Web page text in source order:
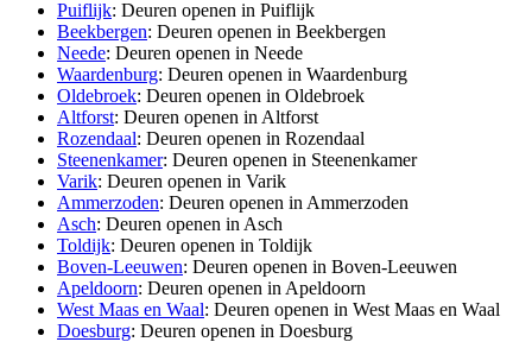
Puiflijk: Deuren openen in Puiflijk
Beekbergen: Deuren openen in Beekbergen
Neede: Deuren openen in Neede
Waardenburg: Deuren openen in Waardenburg
Oldebroek: Deuren openen in Oldebroek
Altforst: Deuren openen in Altforst
Rozendaal: Deuren openen in Rozendaal
Steenenkamer: Deuren openen in Steenenkamer
Varik: Deuren openen in Varik
Ammerzoden: Deuren openen in Ammerzoden
Asch: Deuren openen in Asch
Toldijk: Deuren openen in Toldijk
Boven-Leeuwen: Deuren openen in Boven-Leeuwen
Apeldoorn: Deuren openen in Apeldoorn
West Maas en Waal: Deuren openen in West Maas en Waal
Doesburg: Deuren openen in Doesburg